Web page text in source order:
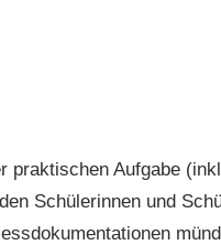
Aufgabe
Schülerinnen und